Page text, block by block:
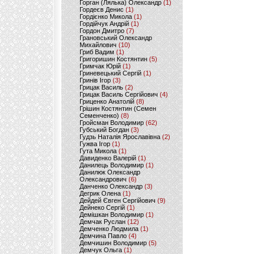
Горган (Лялька) Олександр(1)
Гордеєв Денис (1)
Гордієнко Микола (1)
Гордійчук Андрій (1)
Гордон Дмитро (7)
Грановський Олександр
Михайлович (10)
Гриб Вадим (1)
Григоришин Костянтин (5)
Гримчак Юрій(1)
Гриневецький Сергій(1)
Гринів Ігор (3)
Грицак Василь (2)
Грицак Василь Сергійович (4)
Гриценко Анатолій (8)
Грішин Костянтин (Семен
Семенченко)(8)
Гройсман Володимир(62)
Губський Богдан (3)
Гудзь Наталія Ярославівна(2)
Гужва Ігор (1)
Гута Микола (1)
Давиденко Валерій (1)
Данилець Володимир(1)
Данилюк Олександр
Олександрович (6)
Данченко Олександр (3)
Дегрик Олена(1)
Дейдей Євген Сергійович(9)
Дейнеко Сергій (1)
Демішкан Володимир(1)
Демчак Руслан (12)
Демченко Людмила (1)
Демчина Павло (4)
Демчишин Володимир (5)
Демчук Ольга(1)